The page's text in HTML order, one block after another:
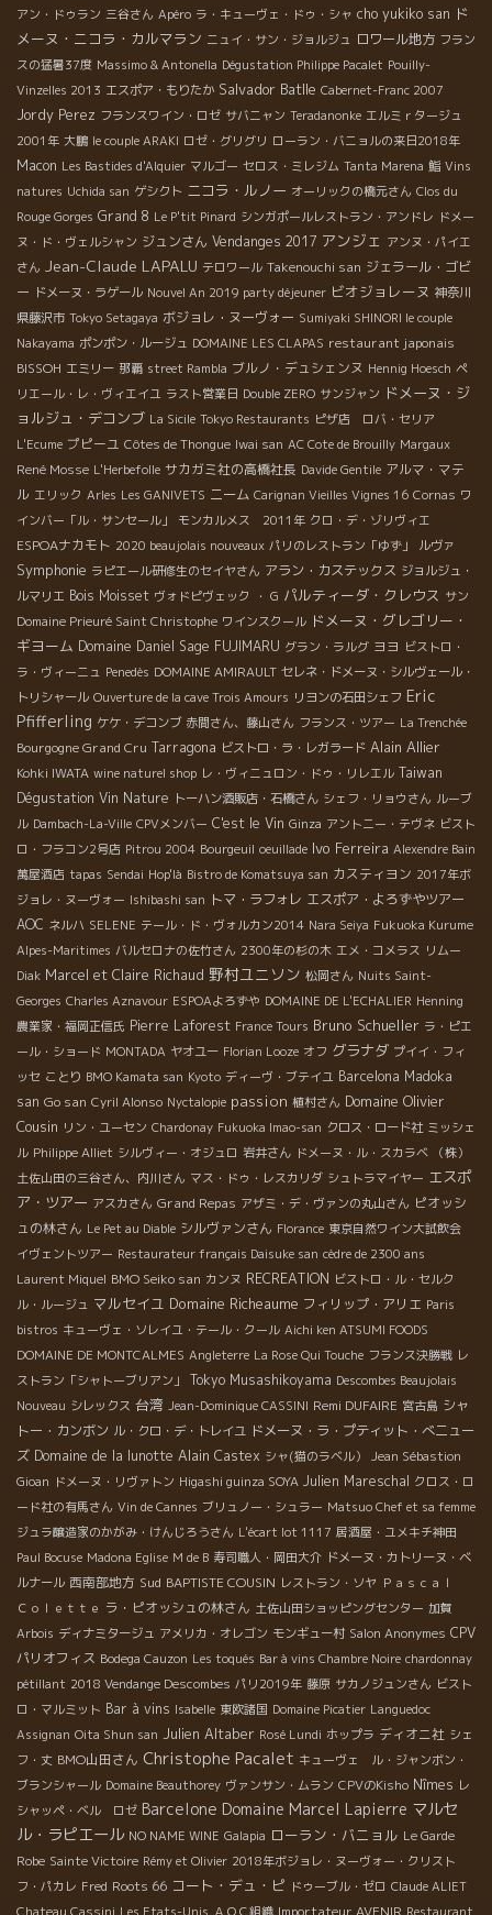
アン・ドゥラン 三谷さん Apéro ラ・キューヴェ・ドゥ・シャ cho yukiko san ド
メーヌ・ニコラ・カルマラン ニュイ・サン・ジョルジュ ロワール地方 フラン
スの猛暑37度 Massimo & Antonella Dégustation Philippe Pacalet Pouilly-
Vinzelles 2013 エスポア・もりたか Salvador Batlle Cabernet-Franc 2007
Jordy Perez フランスワイン・ロゼ サバニャン Teradanonke エルミｒタージュ
2001年 大鵬 le couple ARAKI ロゼ・グリグリ ローラン・バニョルの来日2018年
Macon Les Bastides d'Alquier マルゴー セロス・ミレジム Tanta Marena 鮨 Vins
natures Uchida san ゲシクト ニコラ・ルノー オーリックの橋元さん Clos du
Rouge Gorges Grand 8 Le P'tit Pinard シンガポールレストラン・アンドレ ドメー
ヌ・ド・ヴェルシャン ジュンさん Vendanges 2017 アンジェ アンヌ・パイエ
さん Jean-Claude LAPALU テロワール Takenouchi san ジェラール・ゴビ
ー ドメーヌ・ラゲール Nouvel An 2019 party déjeuner ビオジョレーヌ 神奈川
県藤沢市 Tokyo Setagaya ボジョレ・ヌーヴォー Sumiyaki SHINORI le couple
Nakayama ポンポン・ルージュ DOMAINE LES CLAPAS restaurant japonais
BISSOH エミリー 那覇 street Rambla ブルノ・デュシェンヌ Hennig Hoesch ペ
リエール・レ・ヴィエイユ ラスト営業日 Double ZERO サンジャン ドメーヌ・ジ
ョルジュ・デコンブ La Sicile Tokyo Restaurants ピザ店 ロバ・セリア
L'Ecume プピーユ Côtes de Thongue Iwai san AC Cote de Brouilly Margaux
René Mosse L'Herbefolle サカガミ社の高橋社長 Davide Gentile アルマ・マテ
ル エリック Arles Les GANIVETS ニーム Carignan Vieilles Vignes 16 Cornas ワ
インバー「ル・サンセール」
モンカルメス 2011年 クロ・デ・ゾリヴィエ
ESPOAナカモト 2020 beaujolais nouveaux パリのレストラン「ゆず」 ルヴァ
Symphonie ラピエール研修生のセイヤさん アラン・カステックス ジョルジュ・
ルマリエ Bois Moisset ヴォドピヴェック ・ G パルティーダ・クレウス サン
Domaine Prieuré Saint Christophe ワインスクール ドメーヌ・グレゴリー・
ギヨーム Domaine Daniel Sage FUJIMARU グラン・ラルグ ヨヨ ビストロ・
ラ・ヴィーニュ Penedès DOMAINE AMIRAULT セレネ・ドメーヌ・シルヴェール・
トリシャール Ouverture de la cave Trois Amours リヨンの石田シェフ Eric
Pfifferling ケケ・デコンブ 赤間さん、藤山さん フランス・ツアー La Trenchée
Bourgogne Grand Cru Tarragona ビストロ・ラ・レガラード Alain Allier
Kohki IWATA wine naturel shop レ・ヴィニュロン・ドゥ・リレエル Taiwan
Dégustation Vin Nature トーハン酒販店・石橋さん シェフ・リョウさん ルーブ
ル Dambach-La-Ville CPVメンバー C'est le Vin Ginza アントニー・テヴネ ビスト
ロ・フラコン2号店 Pitrou 2004 Bourgeuil oeuillade Ivo Ferreira Alexendre Bain
萬屋酒店 tapas Sendai Hop'là Bistro de Komatsuya san カスティヨン 2017年ボ
ジョレ・ヌーヴォー Ishibashi san トマ・ラフォレ エスポア・よろずやツアー
AOC ネルハ SELENE テール・ド・ヴォルカン2014 Nara Seiya Fukuoka Kurume
Alpes-Maritimes バルセロナの佐竹さん 2300年の杉の木 エメ・コメラス リムー
Diak Marcel et Claire Richaud 野村ユニソン 松岡さん Nuits Saint-
Georges Charles Aznavour ESPOAよろずや DOMAINE DE L'ECHALIER Henning
農業家・福岡正信氏 Pierre Laforest France Tours Bruno Schueller ラ・ピエ
ール・ショード MONTADA ヤオユー Florian Looze オフ グラナダ プイイ・フィ
ッセ ことり BMO Kamata san Kyoto ディーヴ・ブテイユ Barcelona Madoka
san Go san Cyril Alonso Nyctalopie passion 植村さん Domaine Olivier
Cousin リン・ユーセン Chardonay Fukuoka Imao-san クロス・ロード社 ミッシェ
ル Philippe Alliet シルヴィー・オジュロ 岩井さん ドメーヌ・ル・スカラベ
（株）
土佐山田の三谷さん、内川さん マス・ドゥ・レスカリダ シュトラマイヤー エスポ
ア・ツアー アスカさん Grand Repas アザミ・デ・ヴァンの丸山さん ピオッシ
ュの林さん Le Pet au Diable シルヴァンさん Florance 東京自然ワイン大試飲会
イヴェントツアー Restaurateur français Daisuke san cèdre de 2300 ans
Laurent Miquel BMO Seiko san カンヌ RECREATION ビストロ・ル・セルク
ル・ルージュ マルセイユ Domaine Richeaume フィリップ・アリエ Paris
bistros キューヴェ・ソレイユ・テール・クール Aichi ken ATSUMI FOODS
DOMAINE DE MONTCALMES Angleterre La Rose Qui Touche フランス決勝戦 レ
ストラン「シャトーブリアン」
Tokyo Musashikoyama Descombes Beaujolais
Nouveau シレックス 台湾 Jean-Dominique CASSINI Remi DUFAIRE 宮古島 シャ
トー・カンボン ル・クロ・デ・トレイユ ドメーヌ・ラ・プティット・べニュー
ズ Domaine de la lunotte Alain Castex シャ(猫のラベル）
Jean Sébastion
Gioan ドメーヌ・リヴァトン Higashi guinza SOYA Julien Mareschal クロス・ロ
ード社の有馬さん Vin de Cannes ブリュノー・シュラー Matsuo Chef et sa femme
ジュラ醸造家のかがみ・けんじろうさん L'écart lot 1117 居酒屋・ユメキチ神田
Paul Bocuse Madona Eglise M de B 寿司職人・岡田大介 ドメーヌ・カトリーヌ・ベ
ルナール 西南部地方 Sud BAPTISTE COUSIN レストラン・ソヤ Ｐａｓｃａｌ
Ｃｏｌｅｔｔｅ ラ・ピオッシュの林さん 土佐山田ショッピングセンター 加賀
Arbois ディナミタージュ アメリカ・オレゴン モンギュー村 Salon Anonymes CPV
パリオフィス Bodega Cauzon Les toqués Bar à vins Chambre Noire chardonnay
pétillant 2018 Vendange Descombes パリ2019年 藤原 サカノジュンさん ビスト
ロ・マルミット Bar à vins Isabelle 東欧諸国 Domaine Picatier Languedoc
Assignan Oita Shun san Julien Altaber Rosé Lundi ホップラ ディオニ社 シェ
フ・丈 BMO山田さん Christophe Pacalet キューヴェ ル・ジャンボン・
ブランシャール Domaine Beauthorey ヴァンサン・ムラン CPVのKisho Nîmes レ
シャッペ・ベル ロゼ Barcelone Domaine Marcel Lapierre マルセ
ル・ラピエール NO NAME WINE Galapia ローラン・バニョル Le Garde
Robe Sainte Victoire Rémy et Olivier 2018年ボジョレ・ヌーヴォー・クリスト
フ・パカレ Fred Roots 66 コート・デュ・ピ ドゥーブル・ゼロ Claude ALIET